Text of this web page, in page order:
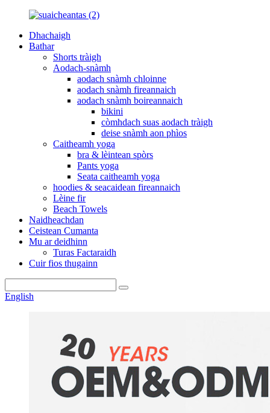
Dhachaigh
Bathar
Shorts tràigh
Aodach-snàmh
aodach snàmh chloinne
aodach snàmh fireannaich
aodach snàmh boireannaich
bikini
còmhdach suas aodach tràigh
deise snàmh aon phìos
Caitheamh yoga
bra & lèintean spòrs
Pants yoga
Seata caitheamh yoga
hoodies & seacaidean fireannaich
Lèine fir
Beach Towels
Naidheachdan
Ceistean Cumanta
Mu ar deidhinn
Turas Factaraidh
Cuir fios thugainn
English